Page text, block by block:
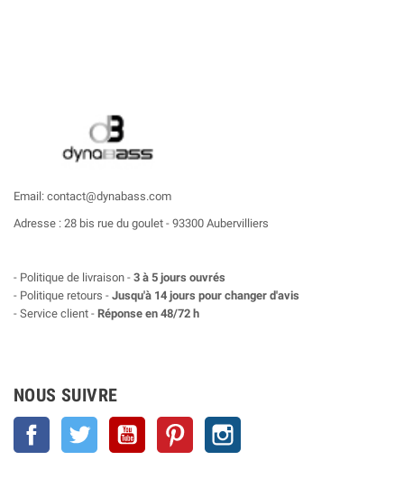
Email: contact@dynabass.com
Adresse : 28 bis rue du goulet - 93300 Aubervilliers
- Politique de livraison - 3 à 5 jours ouvrés
- Politique retours - Jusqu'à 14 jours pour changer d'avis
- Service client - Réponse en 48/72 h
NOUS SUIVRE
Facebook Twitter YouTube Pinterest